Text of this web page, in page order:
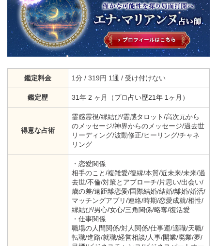
鑑定料金 1分 / 319円 1通 / 受け付けない
鑑定歴 31年 2 ヶ月（プロ占い歴21年 1ヶ月）
得意な占術
霊感霊視/縁結び/霊感タロット/高次元から
のメッセージ/神界からのメッセージ/過去世
リーディング/波動修正/ヒーリング/チャネ
リング
・恋愛関係
相手のこと/複雑愛/復縁/本質/近未来/未来/過
去世/不倫/対策とアプローチ/片思い/出会い/
歳の差/遠距離恋愛/国際結婚/結婚/離婚/婚活/
マッチングアプリ/連絡/時期/恋愛成就/相性/
縁結び/男心/女心/三角関係/略奪/復活愛
・仕事関係
職場の人間関係/対人関係/仕事運/適職/天職/
転職/進路/就職/経営相談/人事/開業/廃業/夢/